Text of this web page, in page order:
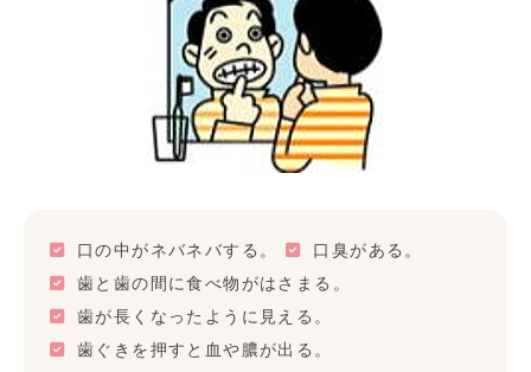
口の中がネバネバする。
口臭がある。
歯と歯の間に食べ物がはさまる。
歯が長くなったように見える。
歯ぐきを押すと血や膿が出る。